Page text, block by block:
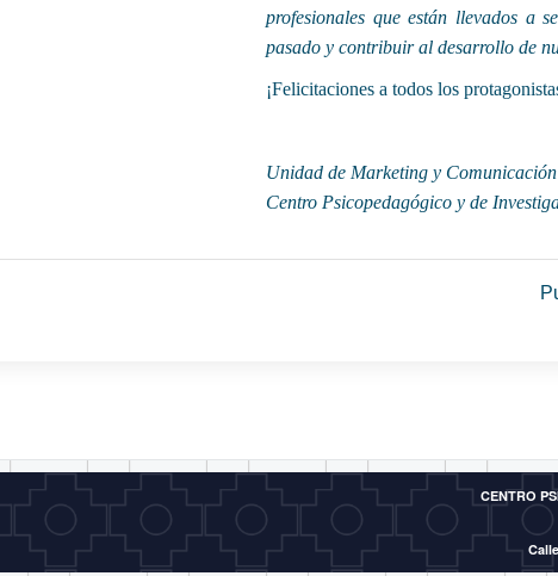
profesionales que están llevados a
pasado y contribuir al desarrollo de
¡Felicitaciones a todos los
Unidad de Marketing y Comunicación
Centro Psicopedagógico y de
CENTRO